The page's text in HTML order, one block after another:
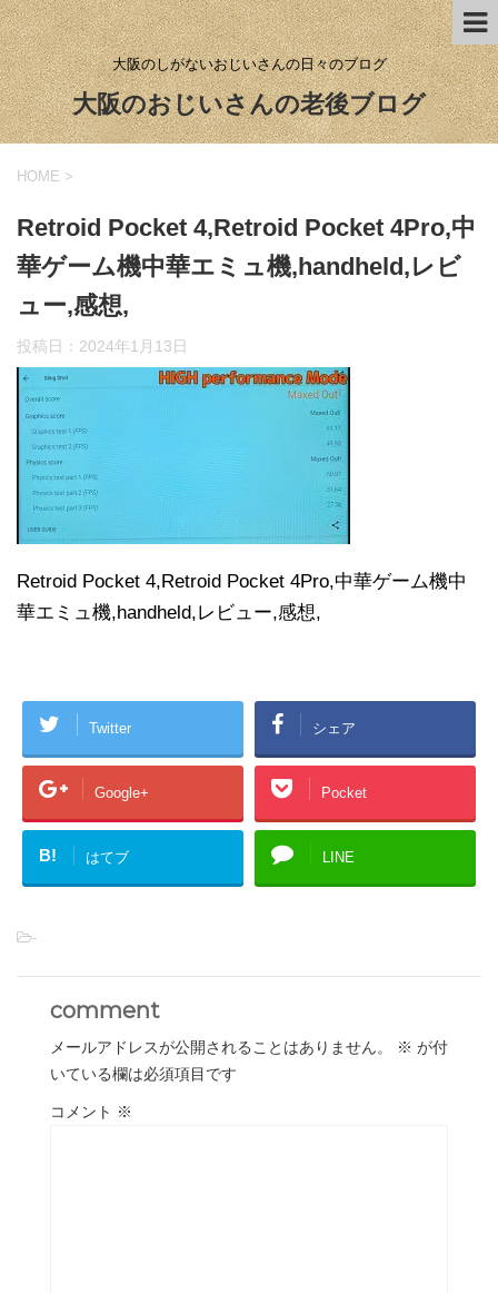
大阪のしがないおじいさんの日々のブログ
大阪のおじいさんの老後ブログ
HOME >
Retroid Pocket 4,Retroid Pocket 4Pro,中
華ゲーム機中華エミュ機,handheld,レビ
ュー,感想,
投稿日： 2024年1月13日
Retroid Pocket 4,Retroid Pocket 4Pro,中華ゲーム機中
華エミュ機,handheld,レビュー,感想,
Twitter シェア
Google+ Pocket
B! はてブ LINE
-
comment
メールアドレスが公開されることはありません。 ※ が付
いている欄は必須項目です
コメント ※